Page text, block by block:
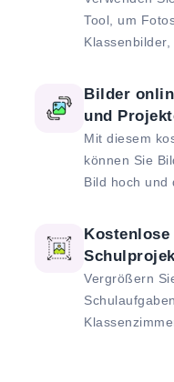
Tool, um
Klassenbilder,
Bilder
und
Mit diesem
können Sie
Bild hoch und
Vergrößern